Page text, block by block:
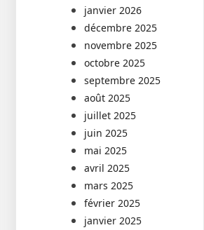
janvier 2026
décembre 2025
novembre 2025
octobre 2025
septembre 2025
août 2025
juillet 2025
juin 2025
mai 2025
avril 2025
mars 2025
février 2025
janvier 2025